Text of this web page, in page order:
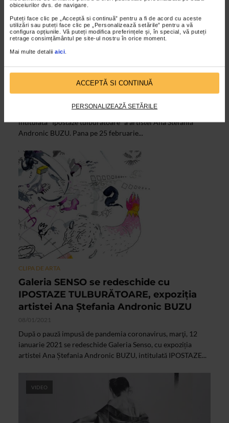
obiceiurilor dvs. de navigare.
Puteți face clic pe „Acceptă si continuă” pentru a fi de acord cu aceste
utilizări sau puteți face clic pe „Personalizează setările” pentru a vă
configura opțiunile. Vă puteți modifica preferințele și, în special, vă puteți
retrage consimțământul pe site-ul nostru în orice moment.
Mai multe detalii aici
ACCEPTĂ SI CONTINUĂ
PERSONALIZEAZĂ SETĂRILE
Ipostaze tulburatoare de Ana Stefania
La Galeria Senso a avut loc deschiderea expozitiei temporare
intitulata "Ipostaze tulburatoare" a artistei Ana Stefania
Andronic BUZU. Pana pe 25 februarie...
CLIPA DE ARTA
Galeria SENSO se redeschide cu
IPOSTAZE TULBURĂTOARE, expoziţia
artistei Ana Ştefania Andronic BUZU
08/01/2021
După o pauză impusă de pandemia coronavirus, marţi, 12
ianuarie 2021 se redeschide Galeria Senso, cu expoziția
artistei Ana Ștefania Andronic BUZU, intitulată IPOSTAZE...
VIDEO